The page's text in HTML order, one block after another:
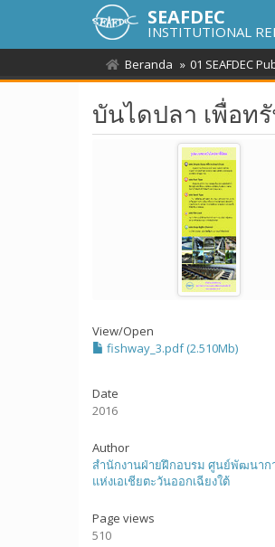
SEAFDEC
INSTITUTIONAL
Beranda 01 SEAFDEC
บันไดปลา เพื่อท
View/Open
fishway_3.pdf (2.510Mb)
Date
2016
Author
สำนักงานฝ่ายฝึกอบรม ศูนย์พัฒนาก
แห่งเอเชียตะวันออกเฉียงใต้
Page views
510